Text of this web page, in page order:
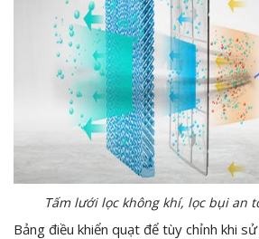
Tấm lưới lọc không khí, lọc bụi an
Bảng điều khiển quạt để tùy chỉnh khi